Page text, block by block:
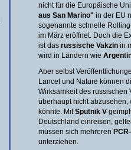
nicht für die Europäische
aus San Marino" in der EU
sogenannte schnelle
im März eröffnet. Doch die
ist das russische Vakzin in
wird in Ländern wie
Aber selbst
Lancet und Nature können
Wirksamkeit des russischen
überhaupt nicht
könnte. MitSputnik V
Deutschland einreisen,
müssen sich mehreren
unterziehen.